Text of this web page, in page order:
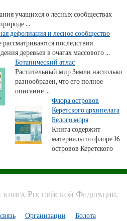
учащихся о лесных сообществах
...
дефолиация и лесное сообщество
рассматриваются последствия
деревьев в очагах массового ...
Ботанический атлас
Растительный мир Земли настолько
разнообразен, что его полное
описание ...
Флора островов
Керетского архипелага
Белого моря
Книга содержит
материалы по флоре 16
островов Керетского
Российской Федерации.
Организации Болота